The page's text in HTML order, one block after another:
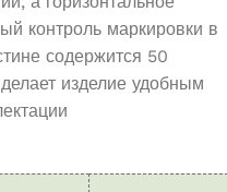
контроль маркировки в
содержится 50
изделие удобным